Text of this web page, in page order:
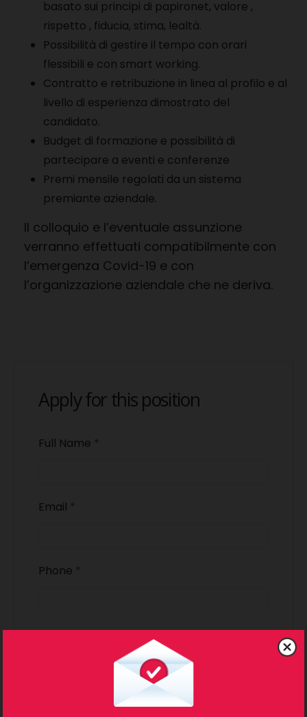
basato sui principi di papironet, valore ,
rispetto , fiducia, stima, lealtà.
Possibilità di gestire il tempo con orari
flessibili e con smart working.
Contratto e retribuzione in linea al profilo e al
livello di esperienza dimostrato del
candidato.
Budget di formazione e possibilità di
partecipare a eventi e conferenze
Premi mensile regolati da un sistema
premiante aziendale.
Il colloquio e l’eventuale assunzione
verranno effettuati compatibilmente con
l’emergenza Covid-19 e con
l’organizzazione aziendale che ne deriva.
Apply for this position
Full Name *
Email *
Phone *
Cover Letter*